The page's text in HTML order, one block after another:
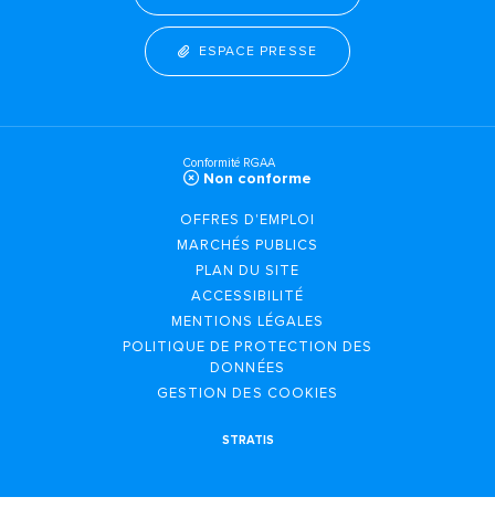
ESPACE PRESSE
Conformité RGAA
Non conforme
OFFRES D'EMPLOI
MARCHÉS PUBLICS
PLAN DU SITE
ACCESSIBILITÉ
MENTIONS LÉGALES
POLITIQUE DE PROTECTION DES
DONNÉES
GESTION DES COOKIES
STRATIS